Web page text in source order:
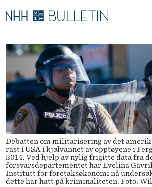
M
T
A
R
S
O
V
E
D
M
E
N
Y
Ø
K
I
E
T
T
S
T
E
Stipendiater og nye forskerprofiler
Disputaser
Ekspertutvalg
Om Bulletin
Debatten om militarisering av det
rast i USA i kjølvannet av opptøyene i
2014. Ved hjelp av nylig frigitte data fra
forsvarsdepartementet har Evelina
Institutt for foretaksøkonomi nå
dette har hatt på kriminaliteten. Foto: